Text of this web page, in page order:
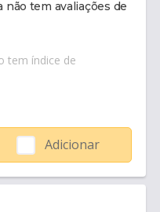
tem avaliações de
tem índice de
Adicionar